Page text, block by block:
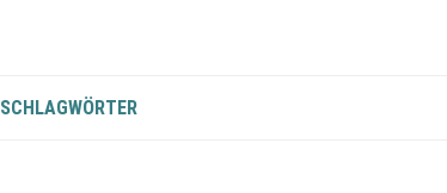
SCHLAGWÖRTER